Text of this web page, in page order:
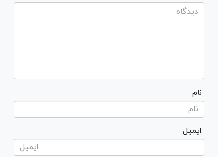
نام
ایمیل